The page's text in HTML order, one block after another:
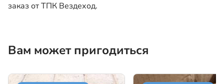
заказ от ТПК Вездеход.
Вам может пригодиться